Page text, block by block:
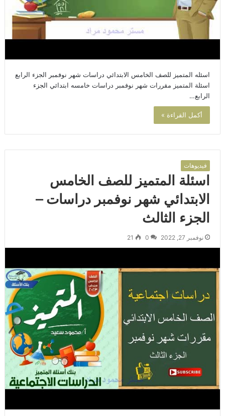
اسئله المتميز للصف الخامس الابتدائي دراسات شهر نوفمبر الجزء الرابع
اسئلة المتميز مقررات شهر نوفمبر دراسات خامسه ابتدائي الجزء
الرابع…
أكمل القراءة »
فيديوهات
اسئلة المتميز للصف الخامس
الابتدائي شهر نوفمبر دراسات –
الجزء الثالث
نوفمبر 27, 2022 0
21